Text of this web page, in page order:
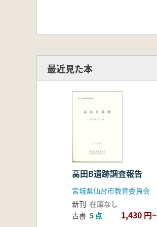
最近見た本
高田B遺跡調査報告
宮城県仙台市教育委員会
新刊 在庫なし
古書 5 点 1,430 円~